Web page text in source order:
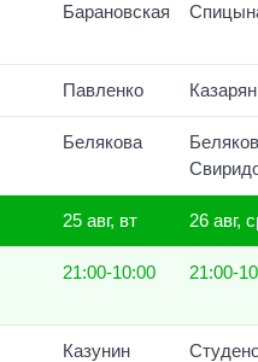
Барановская
Павленко Казарян
Белякова
25 авг, вт 26 авг,
21:00-10:00 21:00-
Казунин